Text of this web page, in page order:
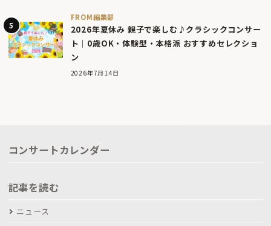
FROM編集部
2026年夏休み 親子で楽しむ♪クラシックコンサー
ト｜0歳OK・体験型・本格派 おすすめセレクショ
ン
2026年7月14日
コンサートカレンダー
記事を読む
ニュース